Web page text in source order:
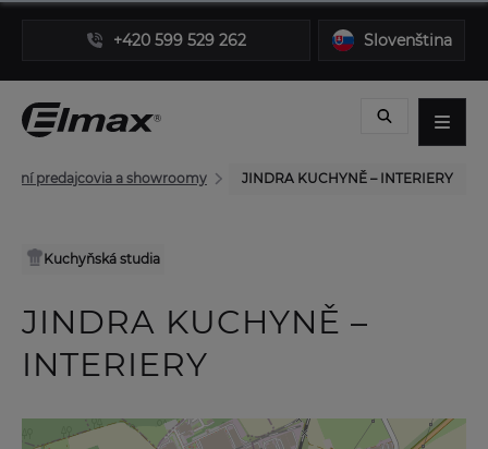
+420 599 529 262 Slovenština
predajcovia a showroomy JINDRA KUCHYNĚ – INTERIERY
Kuchyňská studia
JINDRA KUCHYNĚ –
INTERIERY